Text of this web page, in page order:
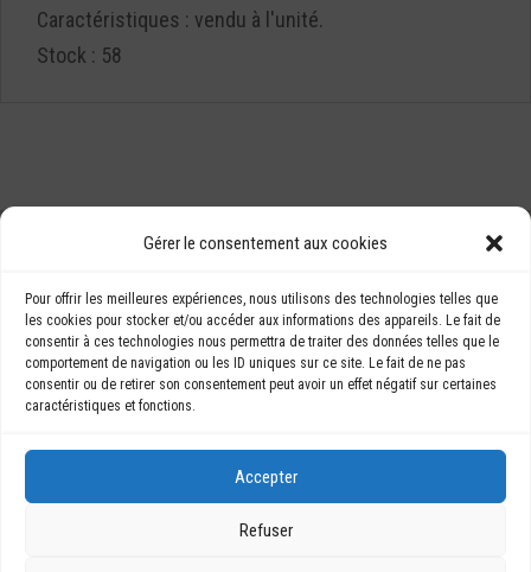
Gérer le consentement aux cookies
Pour offrir les meilleures expériences, nous utilisons des technologies telles que
les cookies pour stocker et/ou accéder aux informations des appareils. Le fait de
consentir à ces technologies nous permettra de traiter des données telles que le
comportement de navigation ou les ID uniques sur ce site. Le fait de ne pas
consentir ou de retirer son consentement peut avoir un effet négatif sur certaines
caractéristiques et fonctions.
Accepter
Refuser
Caractéristiques : vendu à l'unité.
Stock : 58
NOUS
CONTACTER
LES BÂTINEURS
Kennedy
76160 LE-PETIT-
QUEVILLY
contact@lesbatineurs.